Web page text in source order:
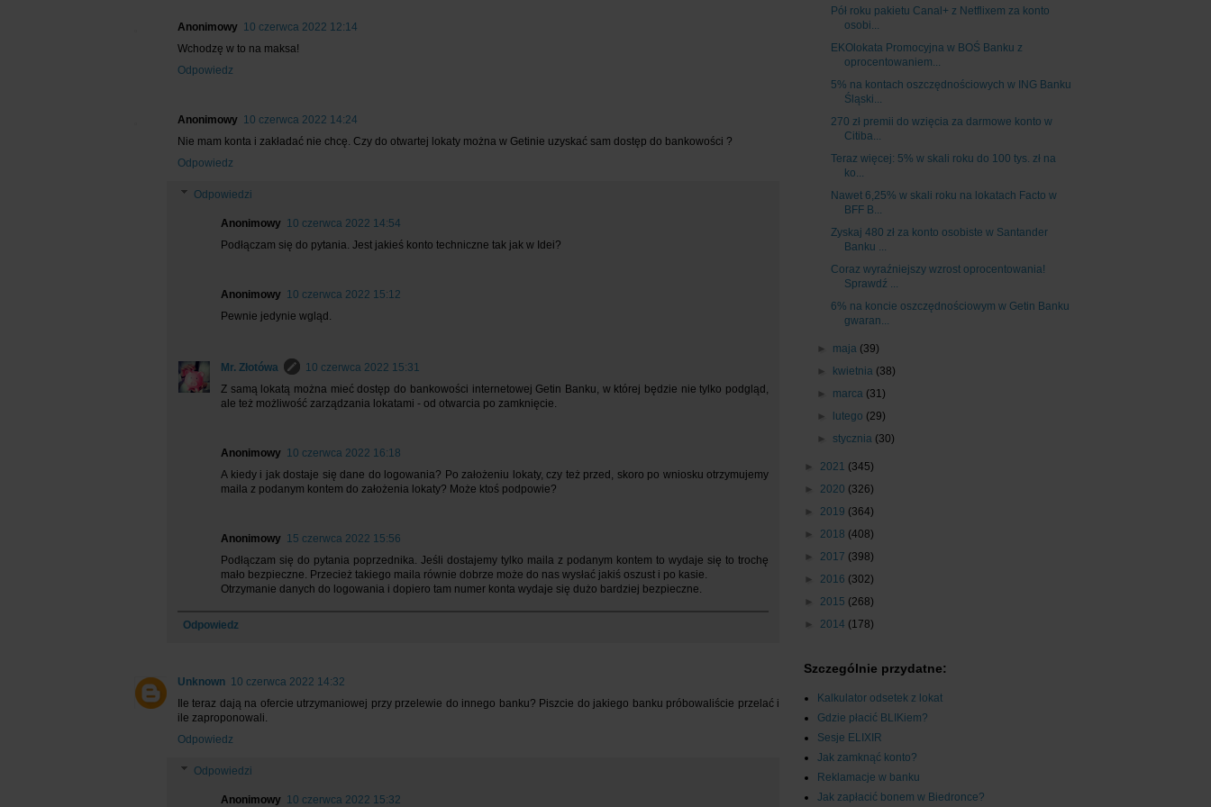
Anonimowy 10 czerwca 2022 12:14
Wchodzę w to na maksa!
Odpowiedz
Anonimowy 10 czerwca 2022 14:24
Nie mam konta i zakładać nie chcę. Czy do otwartej lokaty można w Getinie uzyskać sam dostęp do bankowości ?
Odpowiedz
Odpowiedzi
Anonimowy 10 czerwca 2022 14:54
Podłączam się do pytania. Jest jakieś konto techniczne tak jak w Idei?
Anonimowy 10 czerwca 2022 15:12
Pewnie jedynie wgląd.
Mr. Złotówa
10 czerwca 2022 15:31
Z samą lokatą można mieć dostęp do bankowości internetowej Getin Banku, w której będzie nie tylko podgląd,
ale też możliwość zarządzania lokatami - od otwarcia po zamknięcie.
Anonimowy 10 czerwca 2022 16:18
A kiedy i jak dostaje się dane do logowania? Po założeniu lokaty, czy też przed, skoro po wniosku otrzymujemy
maila z podanym kontem do założenia lokaty? Może ktoś podpowie?
Anonimowy 15 czerwca 2022 15:56
Podłączam się do pytania poprzednika. Jeśli dostajemy tylko maila z podanym kontem to wydaje się to trochę
mało bezpieczne. Przecież takiego maila równie dobrze może do nas wysłać jakiś oszust i po kasie.
Otrzymanie danych do logowania i dopiero tam numer konta wydaje się dużo bardziej bezpieczne.
Odpowiedz
Unknown 10 czerwca 2022 14:32
Ile teraz dają na ofercie utrzymaniowej przy przelewie do innego banku? Piszcie do jakiego banku próbowaliście przelać i
ile zaproponowali.
Odpowiedz
Odpowiedzi
Anonimowy 10 czerwca 2022 15:32
Pół roku pakietu Canal+ z Netflixem za konto
osobi...
EKOlokata Promocyjna w BOŚ Banku z
oprocentowaniem...
5% na kontach oszczędnościowych w ING Banku
Śląski...
270 zł premii do wzięcia za darmowe konto w
Citiba...
Teraz więcej: 5% w skali roku do 100 tys. zł na
ko...
Nawet 6,25% w skali roku na lokatach Facto w
BFF B...
Zyskaj 480 zł za konto osobiste w Santander
Banku ...
Coraz wyraźniejszy wzrost oprocentowania!
Sprawdź ...
6% na koncie oszczędnościowym w Getin Banku
gwaran...
► maja (39)
►
kwietnia (38)
► marca (31)
►
lutego (29)
► stycznia (30)
► 2021 (345)
► 2020 (326)
► 2019 (364)
► 2018 (408)
► 2017 (398)
► 2016 (302)
► 2015 (268)
► 2014 (178)
Szczególnie przydatne:
Kalkulator odsetek z lokat
Gdzie płacić BLIKiem?
Sesje ELIXIR
Jak zamknąć konto?
Reklamacje w banku
Jak zapłacić bonem w Biedronce?